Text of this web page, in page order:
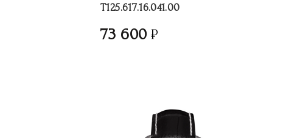
T125.617.16.041.00
73 600